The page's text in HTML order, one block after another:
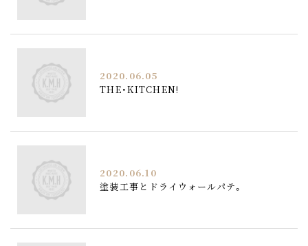
2020.06.05
THE・KITCHEN!
2020.06.10
塗装工事とドライウォールパテ。